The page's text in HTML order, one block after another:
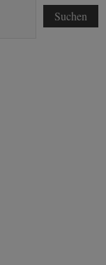
Suchen